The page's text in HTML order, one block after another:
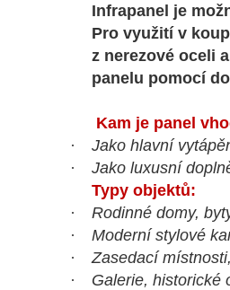
Infrapanel je
Pro využití v
z nerezové oceli
panelu pomocí
Kam je panel
·
Jako hlavní
·
Jako luxusní
Typy objektů:
·
Rodinné domy,
·
Moderní stylové
·
Zasedací
·
Galerie, historické